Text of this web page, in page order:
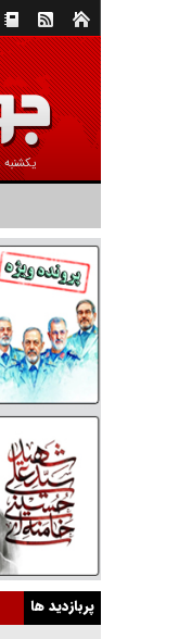
يکشنبه ۱۸ مرداد ۱۴۰۵ -
پربازدید ها